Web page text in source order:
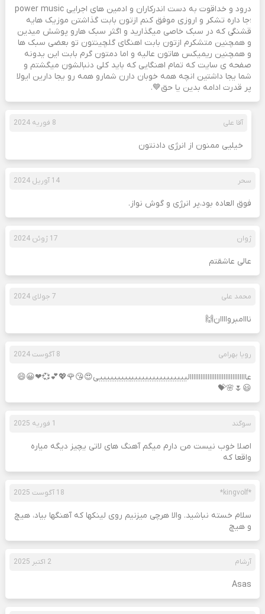
درود و خداقوت به دست اندرکاران و ادمین های اجرایی power music
؛جا داره تشکر و اروزی موفق کنم ازتون بابت گذاشتن موزیک هایه
قشنگی که در سبک خاصی میگذارید و اگثر سبک هارو پوشش میدین
و همچنین متشکرم ازتون بابت اهنگای گلچینتون تو بعضی سبک ها
و همچنین ریمیکس هاتون عالیه و اما دمتون گرم بابت این یدونه
صفحه ی سایت که تمام اهنگایی که باید کلی دنبالشون میگشتم و
شما یجا داشتین انچه همه خوبان دارن شمارو همه رو یجا دارین ایولا
پر قدرت ادامه بدین یا حق💙.
آقا علی 8 فوریه 2024
خیلیی ممنون از انرژی دادنتون
سحر 14 آوریل 2024
فوق العاده بود،پر انرژی و گوش نواز.
ژوان 17 ژوئن 2024
عالی عاشقتم
محمد علی 7 جولای 2024
نااامبرواااان🙌
رویا بهرامی 8 آگوست 2024
عاااااااااااااااااااااااااااااااالیییییییییییییییییییییییییی😍😘🌹💖💕💞❤😀😄
😃🌷🌸💝
سوگند 1 فوریه 2025
اصلا خوب نیست من دارم میگم آهنگ های لاتی یچیز دیگه میاره
واقعا که
*kingvolf* 18 آگوست 2025
سلام خسته نباشید. والا هرچی میزنیم روی لینکها که آهنگها بیاد، هیچ
و هیچ
آرشام 2 اکتبر 2025
Asas